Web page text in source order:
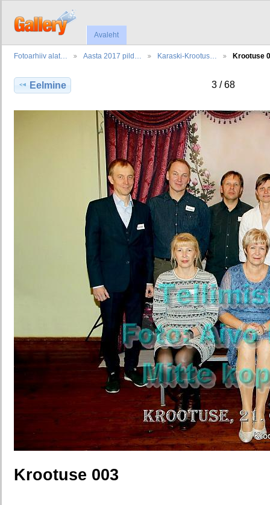
Avaleht
Fotoarhiiv alat… Aasta 2017 pild… Karaski-Krootus… Krootuse
Eelmine 3 / 68
Krootuse 003